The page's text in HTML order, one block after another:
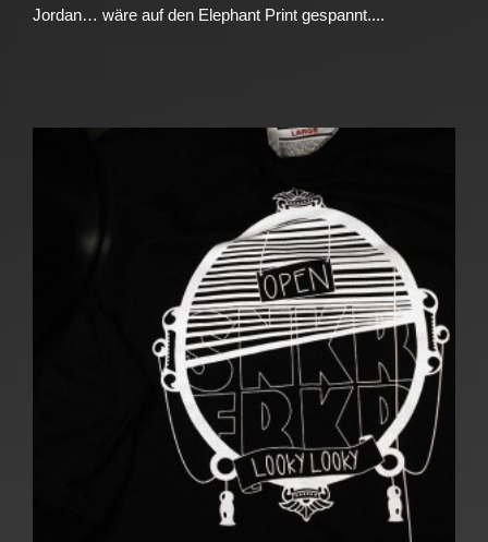
Jordan… wäre auf den Elephant Print gespannt....